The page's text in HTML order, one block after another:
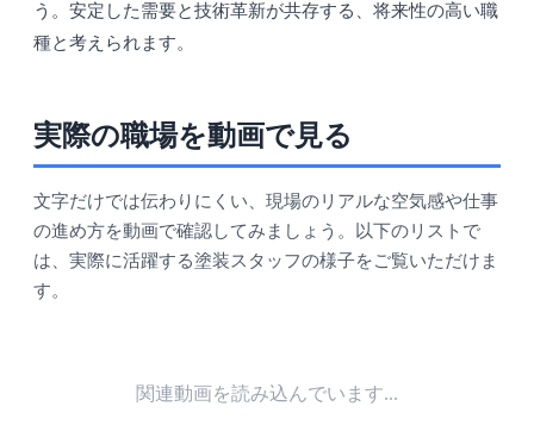
う。安定した需要と技術革新が共存する、将来性の高い職
種と考えられます。
実際の職場を動画で見る
文字だけでは伝わりにくい、現場のリアルな空気感や仕事
の進め方を動画で確認してみましょう。以下のリストで
は、実際に活躍する塗装スタッフの様子をご覧いただけま
す。
関連動画を読み込んでいます...